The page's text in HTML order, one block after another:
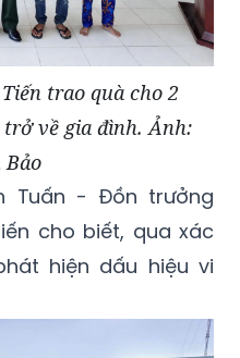
trao quà cho 2
về gia đình. Ảnh:
Bảo
Tuấn - Đồn trưởng
cho biết, qua xác
hiện dấu hiệu vi